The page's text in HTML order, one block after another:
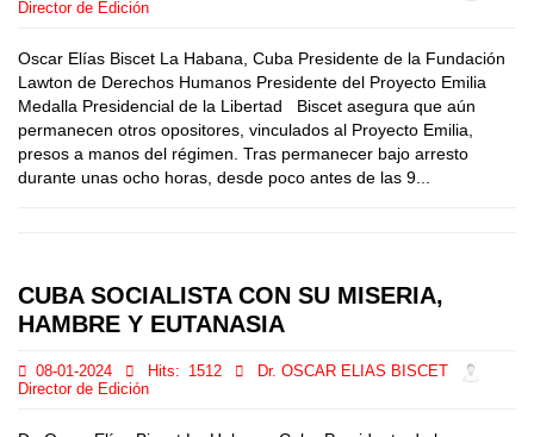
Director de Edición
Oscar Elías Biscet La Habana, Cuba Presidente de la Fundación
Lawton de Derechos Humanos Presidente del Proyecto Emilia
Medalla Presidencial de la Libertad Biscet asegura que aún
permanecen otros opositores, vinculados al Proyecto Emilia,
presos a manos del régimen. Tras permanecer bajo arresto
durante unas ocho horas, desde poco antes de las 9...
CUBA SOCIALISTA CON SU MISERIA,
HAMBRE Y EUTANASIA
08-01-2024 Hits: 1512
Dr. OSCAR ELIAS BISCET
Director de Edición